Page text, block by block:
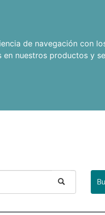
de navegación con
en nuestros productos y